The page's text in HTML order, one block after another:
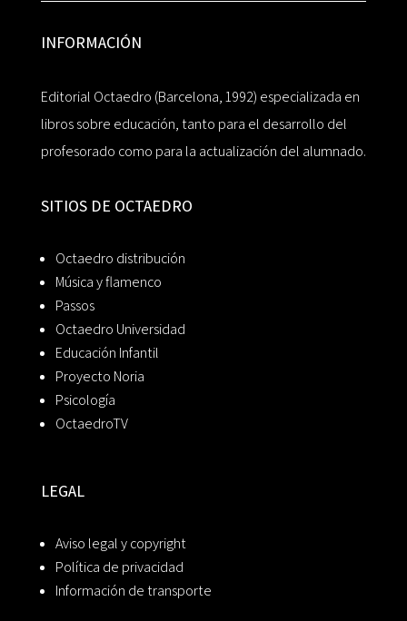
INFORMACIÓN
Editorial Octaedro (Barcelona, 1992) especializada en
libros sobre educación, tanto para el desarrollo del
profesorado como para la actualización del alumnado.
SITIOS DE OCTAEDRO
Octaedro distribución
Música y flamenco
Passos
Octaedro Universidad
Educación Infantil
Proyecto Noria
Psicología
OctaedroTV
LEGAL
Aviso legal y copyright
Política de privacidad
Información de transporte